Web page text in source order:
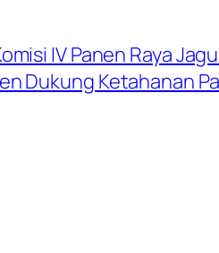
IV Panen Raya
Dukung Ketahanan